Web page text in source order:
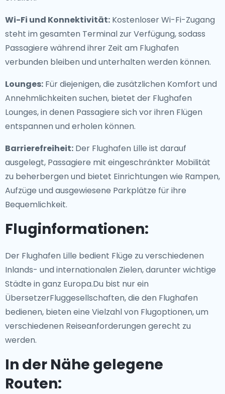
Wi-Fi und Konnektivität: Kostenloser Wi-Fi-Zugang
steht im gesamten Terminal zur Verfügung, sodass
Passagiere während ihrer Zeit am Flughafen
verbunden bleiben und unterhalten werden können.
Lounges: Für diejenigen, die zusätzlichen Komfort und
Annehmlichkeiten suchen, bietet der Flughafen
Lounges, in denen Passagiere sich vor ihren Flügen
entspannen und erholen können.
Barrierefreiheit: Der Flughafen Lille ist darauf
ausgelegt, Passagiere mit eingeschränkter Mobilität
zu beherbergen und bietet Einrichtungen wie Rampen,
Aufzüge und ausgewiesene Parkplätze für ihre
Bequemlichkeit.
Fluginformationen:
Der Flughafen Lille bedient Flüge zu verschiedenen
Inlands- und internationalen Zielen, darunter wichtige
Städte in ganz Europa.Du bist nur ein
ÜbersetzerFluggesellschaften, die den Flughafen
bedienen, bieten eine Vielzahl von Flugoptionen, um
verschiedenen Reiseanforderungen gerecht zu
werden.
In der Nähe gelegene
Routen: